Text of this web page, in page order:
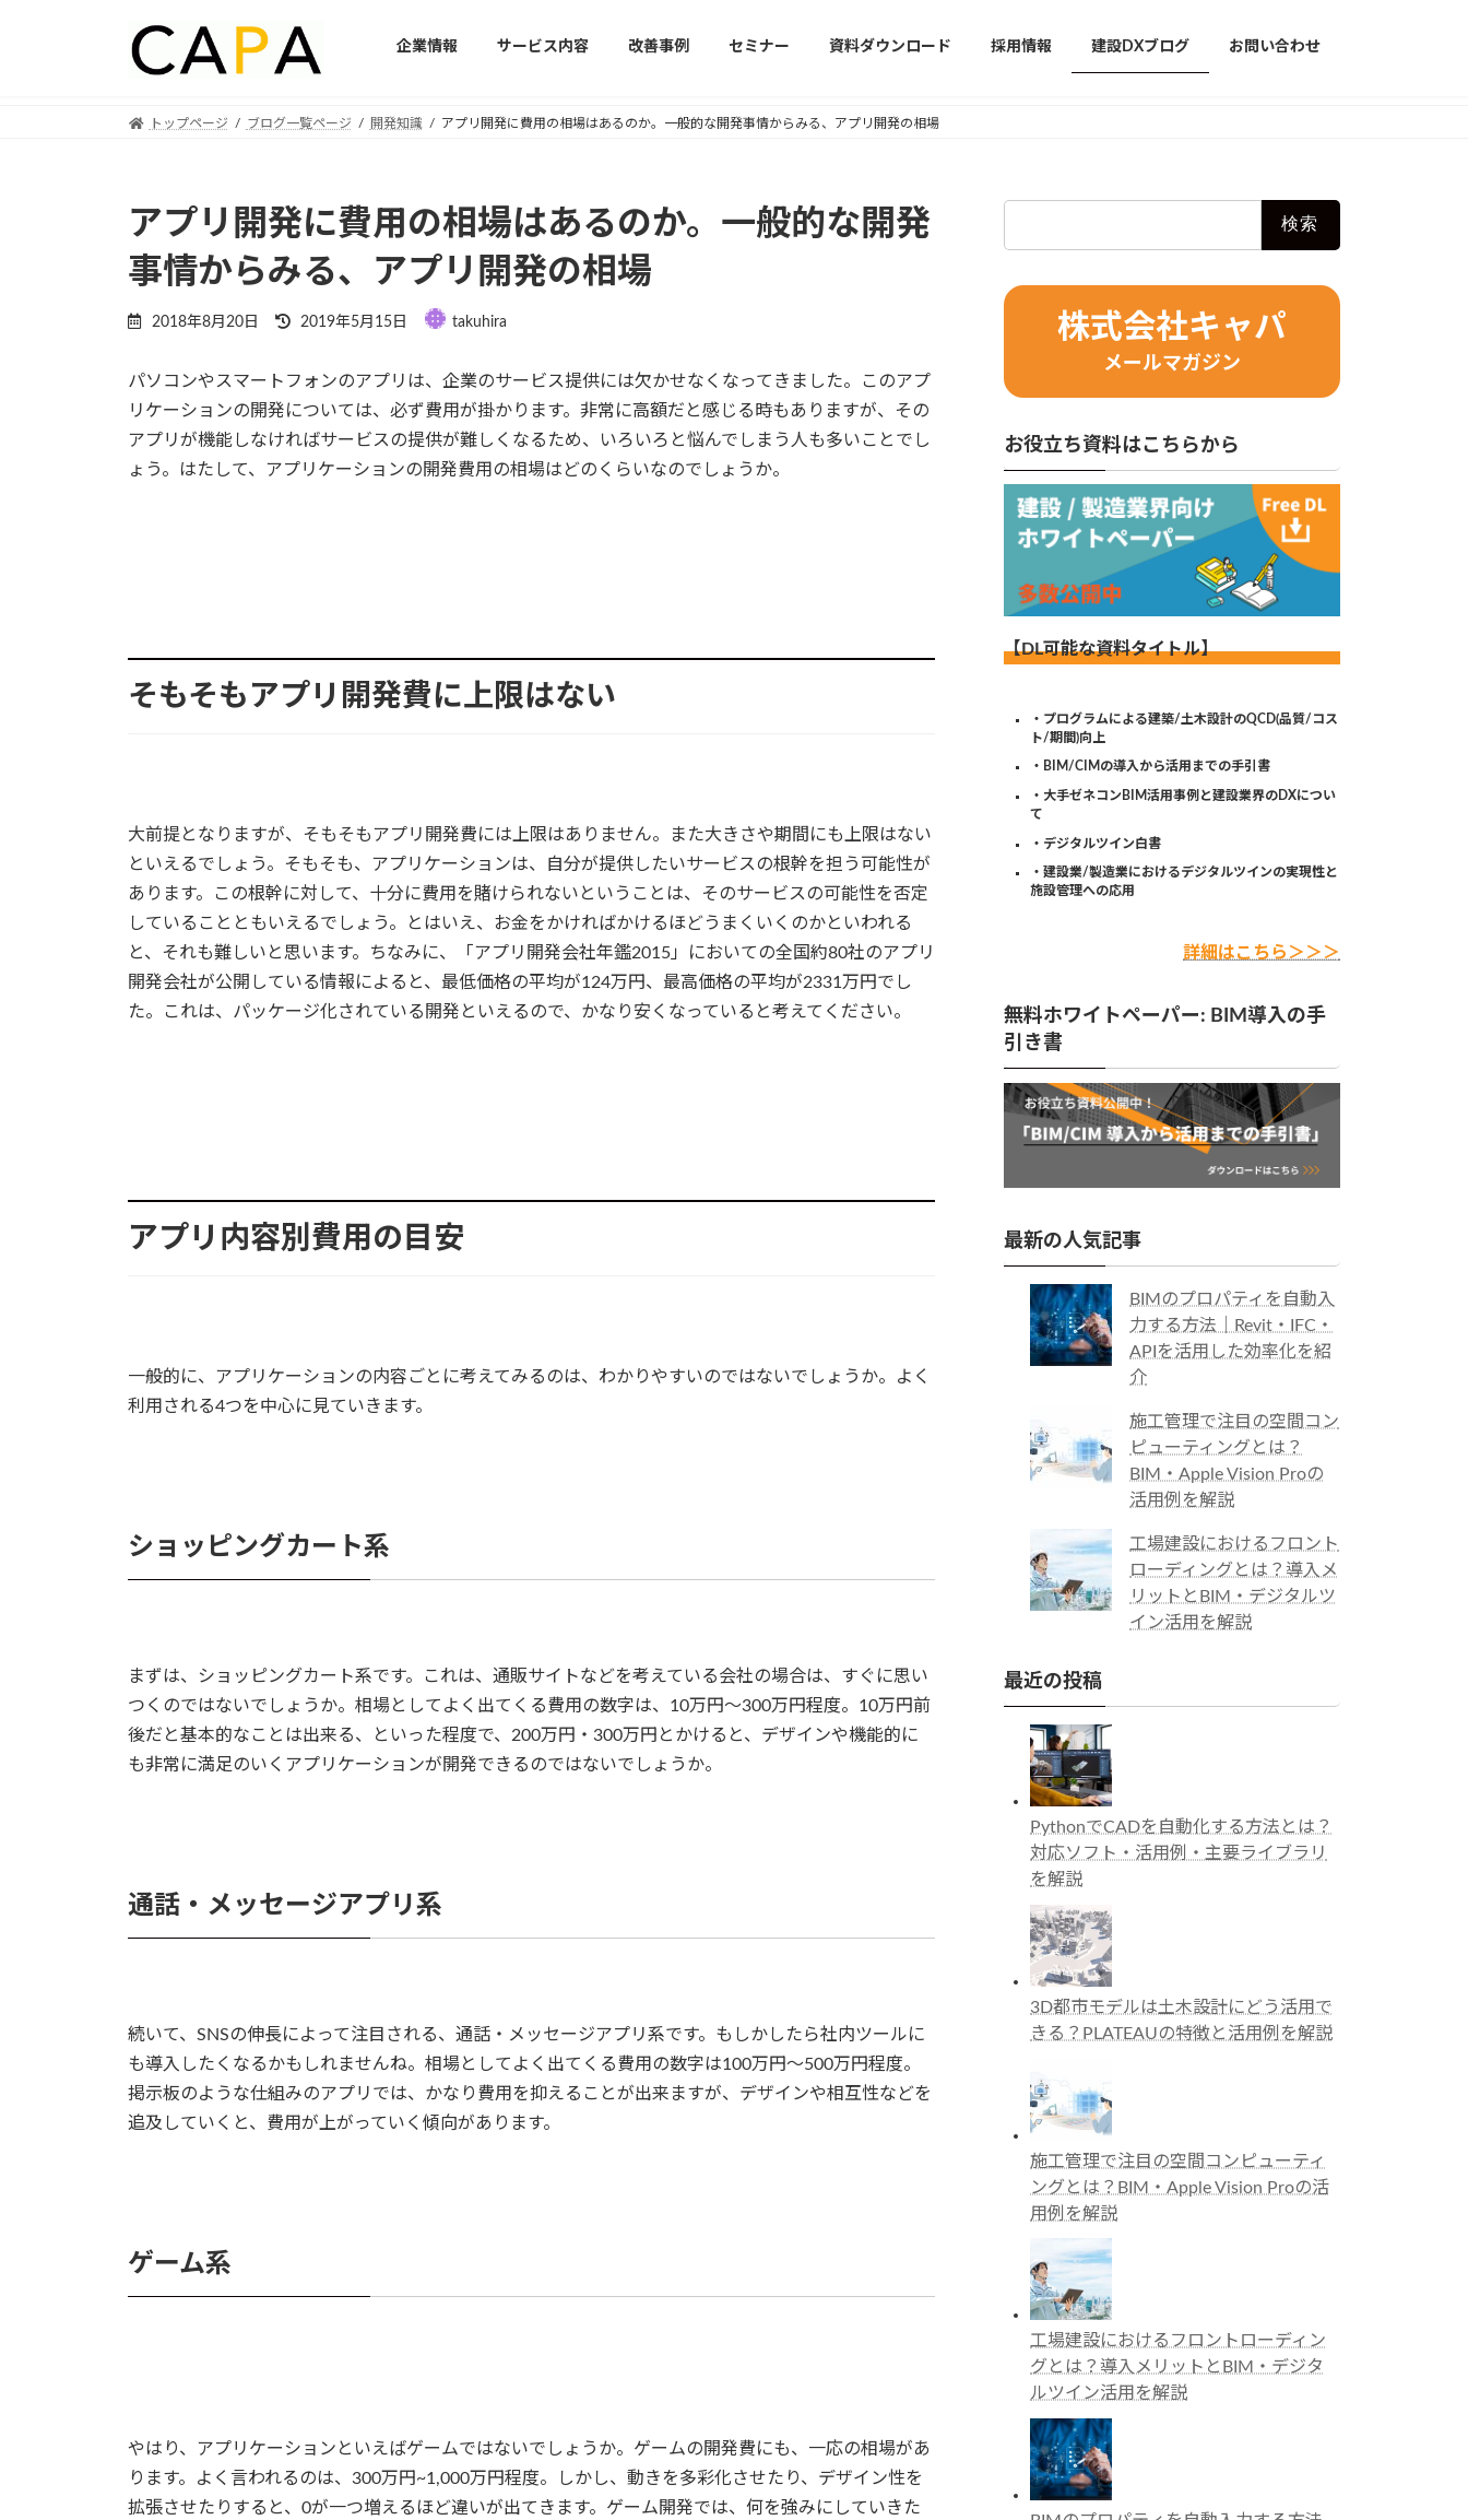
企業情報 サービス内容 改善事例 セミナー 資料ダウンロード 採用情報 建設DXブログ お問い合わせ
トップページ ブログ一覧ページ 開発知識 アプリ開発に費用の相場はあるのか。一般的な開発事情からみる、アプリ開発の相場
アプリ開発に費用の相場はあるのか。一般的な開発
事情からみる、アプリ開発の相場
2018年8月20日
Last
updated
2019年5月15日 takuhira
パソコンやスマートフォンのアプリは、企業のサービス提供には欠かせなくなってきました。このアプ
リケーションの開発については、必ず費用が掛かります。非常に高額だと感じる時もありますが、その
アプリが機能しなければサービスの提供が難しくなるため、いろいろと悩んでしまう人も多いことでし
ょう。はたして、アプリケーションの開発費用の相場はどのくらいなのでしょうか。
そもそもアプリ開発費に上限はない
大前提となりますが、そもそもアプリ開発費には上限はありません。また大きさや期間にも上限はない
といえるでしょう。そもそも、アプリケーションは、自分が提供したいサービスの根幹を担う可能性が
あります。この根幹に対して、十分に費用を賭けられないということは、そのサービスの可能性を否定
していることともいえるでしょう。とはいえ、お金をかければかけるほどうまくいくのかといわれる
と、それも難しいと思います。ちなみに、「アプリ開発会社年鑑2015」においての全国約80社のアプリ
開発会社が公開している情報によると、最低価格の平均が124万円、最高価格の平均が2331万円でし
た。これは、パッケージ化されている開発といえるので、かなり安くなっていると考えてください。
アプリ内容別費用の目安
一般的に、アプリケーションの内容ごとに考えてみるのは、わかりやすいのではないでしょうか。よく
利用される4つを中心に見ていきます。
ショッピングカート系
まずは、ショッピングカート系です。これは、通販サイトなどを考えている会社の場合は、すぐに思い
つくのではないでしょうか。相場としてよく出てくる費用の数字は、10万円～300万円程度。10万円前
後だと基本的なことは出来る、といった程度で、200万円・300万円とかけると、デザインや機能的に
も非常に満足のいくアプリケーションが開発できるのではないでしょうか。
通話・メッセージアプリ系
続いて、SNSの伸長によって注目される、通話・メッセージアプリ系です。もしかしたら社内ツールに
も導入したくなるかもしれませんね。相場としてよく出てくる費用の数字は100万円～500万円程度。
掲示板のような仕組みのアプリでは、かなり費用を抑えることが出来ますが、デザインや相互性などを
追及していくと、費用が上がっていく傾向があります。
ゲーム系
やはり、アプリケーションといえばゲームではないでしょうか。ゲームの開発費にも、一応の相場があ
ります。よく言われるのは、300万円~1,000万円程度。しかし、動きを多彩化させたり、デザイン性を
拡張させたりすると、0が一つ増えるほど違いが出てきます。ゲーム開発では、何を強みにしていきた
株式会社キャパ
メールマガジン
お役立ち資料はこちらから
【DL可能な資料タイトル】
・プログラムによる建築/土木設計のQCD(品質/コス
ト/期間)向上
・BIM/CIMの導入から活用までの手引書
・大手ゼネコンBIM活用事例と建設業界のDXについ
て
・デジタルツイン白書
・建設業/製造業におけるデジタルツインの実現性と
施設管理への応用
詳細はこちら＞＞＞
無料ホワイトペーパー: BIM導入の手
引き書
最新の人気記事
BIMのプロパティを自動入
力する方法｜Revit・IFC・
APIを活用した効率化を紹
介
施工管理で注目の空間コン
ピューティングとは？
BIM・Apple Vision Proの
活用例を解説
工場建設におけるフロント
ローディングとは？導入メ
リットとBIM・デジタルツ
イン活用を解説
最近の投稿
PythonでCADを自動化する方法とは？
対応ソフト・活用例・主要ライブラリ
を解説
3D都市モデルは土木設計にどう活用で
きる？PLATEAUの特徴と活用例を解説
施工管理で注目の空間コンピューティ
ングとは？BIM・Apple Vision Proの活
用例を解説
工場建設におけるフロントローディン
グとは？導入メリットとBIM・デジタ
ルツイン活用を解説